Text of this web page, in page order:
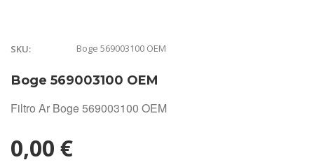
SKU: Boge 569003100 OEM
Boge 569003100 OEM
Filtro Ar Boge 569003100 OEM
0,00 €